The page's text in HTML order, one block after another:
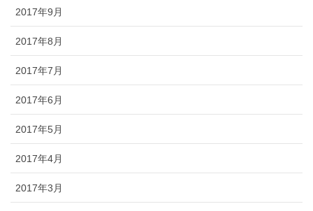
2017年9月
2017年8月
2017年7月
2017年6月
2017年5月
2017年4月
2017年3月